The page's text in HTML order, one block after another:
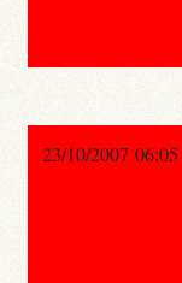
23/10/2007 06:05